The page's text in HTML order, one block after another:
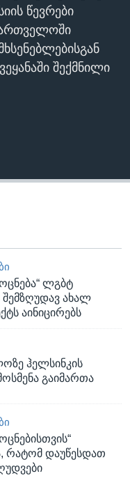
წევრები
შექმნილი
ლგბტ
ახალ
აინიცირებს
ჰელსინკის
გაიმართა
რატომ დაუწესდათ